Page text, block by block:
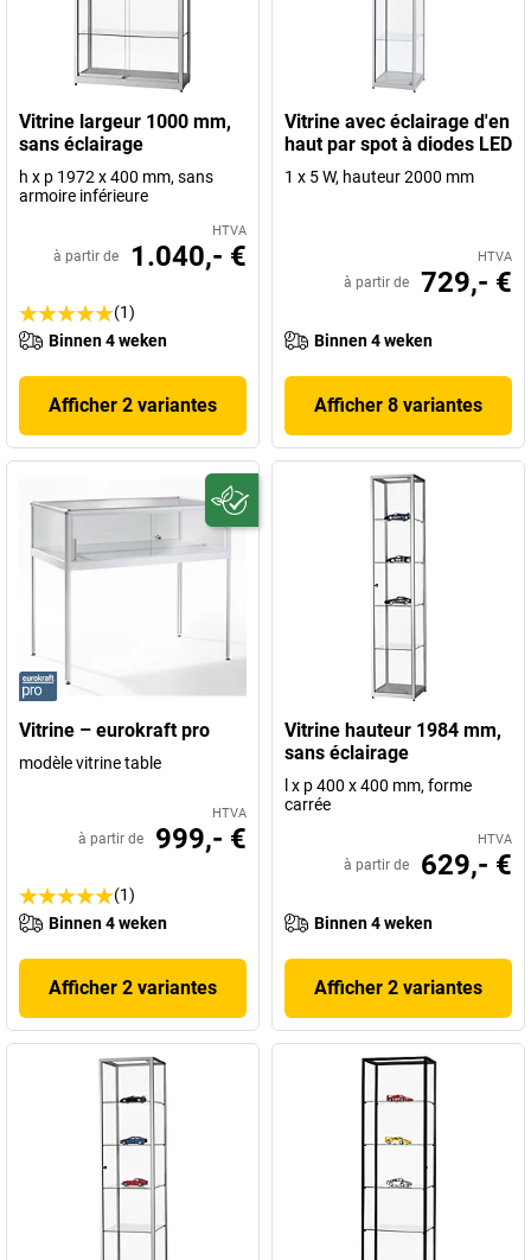
Vitrine largeur 1000 mm,
sans éclairage
h x p 1972 x 400 mm, sans
armoire inférieure
HTVA
à partir de 1.040,- €
(1)
Binnen 4 weken
Afficher 2 variantes
Vitrine avec éclairage d'en
haut par spot à diodes LED
1 x 5 W, hauteur 2000 mm
HTVA
à partir de 729,- €
Binnen 4 weken
Afficher 8 variantes
Vitrine – eurokraft pro
modèle vitrine table
HTVA
à partir de 999,- €
(1)
Binnen 4 weken
Afficher 2 variantes
Vitrine hauteur 1984 mm,
sans éclairage
l x p 400 x 400 mm, forme
carrée
HTVA
à partir de 629,- €
Binnen 4 weken
Afficher 2 variantes